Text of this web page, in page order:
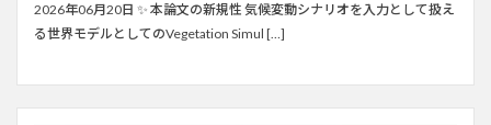
2026年06月20日 ✨ 本論文の新規性 気候変動シナリオを入力として扱え
る世界モデルとしてのVegetation Simul […]